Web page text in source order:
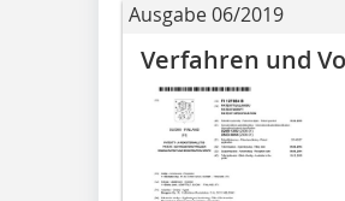
Ausgabe 06/2019
Verfahren und